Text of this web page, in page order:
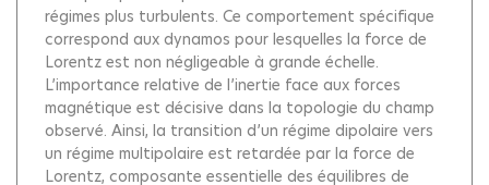
régimes plus turbulents. Ce comportement spécifique
correspond aux dynamos pour lesquelles la force de
Lorentz est non négligeable à grande échelle.
L’importance relative de l’inertie face aux forces
magnétique est décisive dans la topologie du champ
observé. Ainsi, la transition d’un régime dipolaire vers
un régime multipolaire est retardée par la force de
Lorentz, composante essentielle des équilibres de